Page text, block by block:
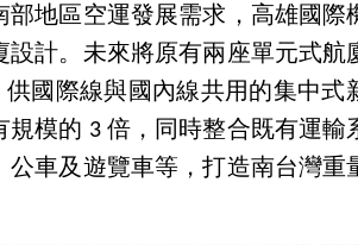
地區空運發展需求，高雄國際
計。未來將原有兩座單元式航
國際線與國內線共用的集中式
模的 3 倍，同時整合既有運輸
車及遊覽車等，打造南台灣重